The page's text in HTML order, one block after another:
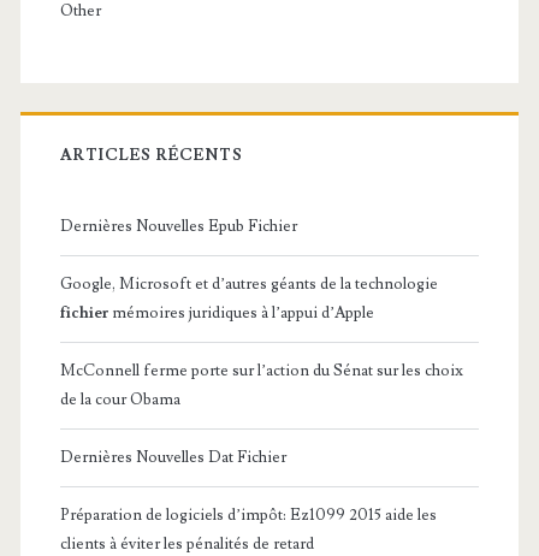
Other
ARTICLES RÉCENTS
Dernières Nouvelles Epub Fichier
Google, Microsoft et d’autres géants de la technologie
fichier mémoires juridiques à l’appui d’Apple
McConnell ferme porte sur l’action du Sénat sur les choix
de la cour Obama
Dernières Nouvelles Dat Fichier
Préparation de logiciels d’impôt: Ez1099 2015 aide les
clients à éviter les pénalités de retard